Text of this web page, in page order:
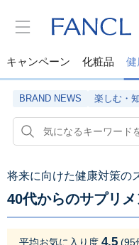
キャンペーン 化粧品 健
BRAND NEWS 楽しむ・
将来に向けた健康対策の
40代からのサプリ
平均お気に入り度 4.5 (95